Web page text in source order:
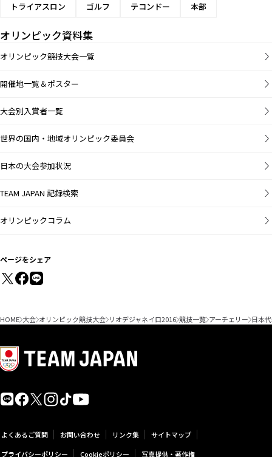
トライアスロン
ゴルフ テコンドー 本部
オリンピック資料集
オリンピック競技大会一覧
開催地一覧＆ポスター
大会別入賞者一覧
世界の国内・地域オリンピック委員会
日本の大会参加状況
TEAM JAPAN 記録検索
オリンピックコラム
ページをシェア
HOME 大会 オリンピック競技大会 リオデジャネイロ2016 競技一覧 アーチェリー 日本
よくあるご質問 お問い合わせ リンク集
サイトマップ
プライバシーポリシー
Cookieポリシー 写真提供・著作権